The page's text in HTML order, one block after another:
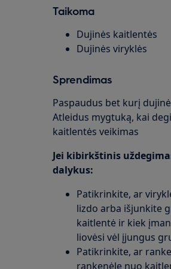
Taikoma
Dujinės kaitlentės
Dujinės viryklės
Sprendimas
Paspaudus bet kurį
Atleidus mygtuką, kai
kaitlentės veikimas
Jei kibirkštinis
dalykus:
Patikrinkite, ar
lizdo arba išjunkite
kaitlentė ir kiek
liovėsi vėl įjungus
Patikrinkite, ar
rankenėlę nuo